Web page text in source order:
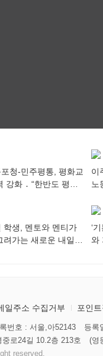
청-민주평통, 평화교
강화 ․ “한반도 평화,
이
노
학생, 멘토와 멘티가
려가는 새로운 내일
‘
와
일주소 수집거부 포인
번호 : 서울,아52143
등록
로24길 10.2층 213호
(영
reserved.